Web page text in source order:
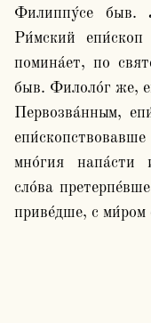
Филиппу́се быв.
Ри́мский
помина́ет, по
быв. Филоло́г же,
Первозва́нным,
мно́гия напа́сти
сло́ва